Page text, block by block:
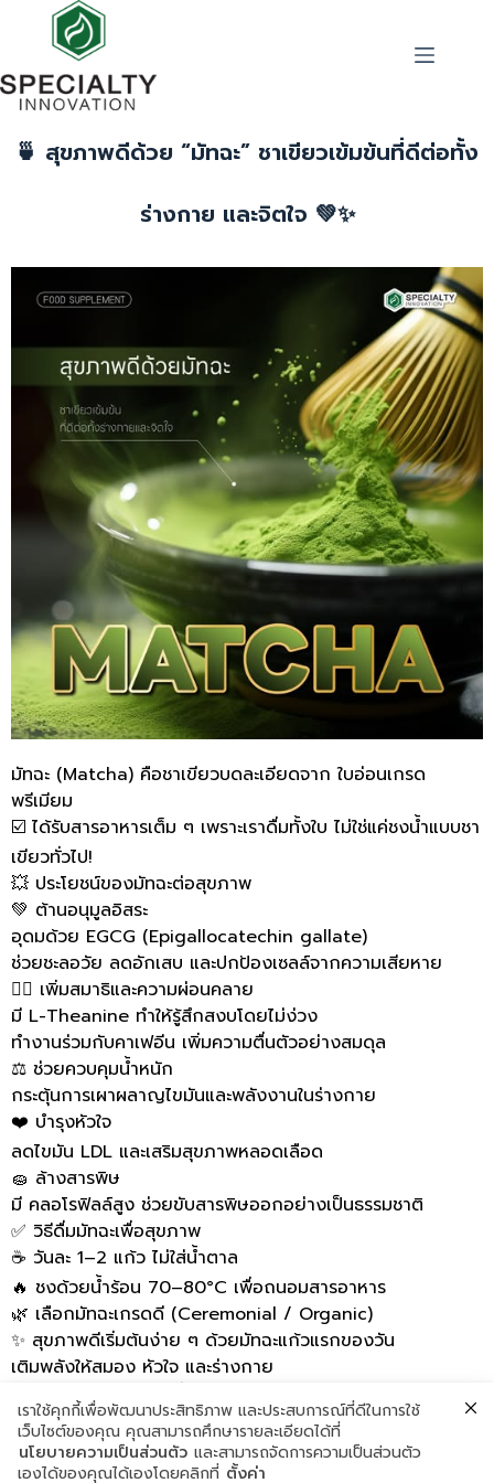
🍵 สุขภาพดีด้วย “มัทฉะ” ชาเขียวเข้มข้นที่ดีต่อทั้ง
ร่างกาย และจิตใจ 💚✨
มัทฉะ (Matcha) คือชาเขียวบดละเอียดจาก ใบอ่อนเกรด
พรีเมียม
☑️ ได้รับสารอาหารเต็ม ๆ เพราะเราดื่มทั้งใบ ไม่ใช่แค่ชงน้ำแบบชา
เขียวทั่วไป!
💥 ประโยชน์ของมัทฉะต่อสุขภาพ
💚 ต้านอนุมูลอิสระ
อุดมด้วย EGCG (Epigallocatechin gallate)
ช่วยชะลอวัย ลดอักเสบ และปกป้องเซลล์จากความเสียหาย
🧘‍♂️ เพิ่มสมาธิและความผ่อนคลาย
มี L-Theanine ทำให้รู้สึกสงบโดยไม่ง่วง
ทำงานร่วมกับคาเฟอีน เพิ่มความตื่นตัวอย่างสมดุล
⚖️ ช่วยควบคุมน้ำหนัก
กระตุ้นการเผาผลาญไขมันและพลังงานในร่างกาย
❤️ บำรุงหัวใจ
ลดไขมัน LDL และเสริมสุขภาพหลอดเลือด
🧽 ล้างสารพิษ
มี คลอโรฟิลล์สูง ช่วยขับสารพิษออกอย่างเป็นธรรมชาติ
✅ วิธีดื่มมัทฉะเพื่อสุขภาพ
☕ วันละ 1–2 แก้ว ไม่ใส่น้ำตาล
🔥 ชงด้วยน้ำร้อน 70–80°C เพื่อถนอมสารอาหาร
🌿 เลือกมัทฉะเกรดดี (Ceremonial / Organic)
✨ สุขภาพดีเริ่มต้นง่าย ๆ ด้วยมัทฉะแก้วแรกของวัน
เติมพลังให้สมอง หัวใจ และร่างกาย
ด้วยชาเขียวธรรมชาติที่อัดแน่นด้วยคุณค่า 🍃💪
♻️ โรงงานมาตรฐานสากล
💚สนใจสินค้าปรึกษาฟรีได้ที่
📱 Line: @specialtyinno
เราใช้คุกกี้เพื่อพัฒนาประสิทธิภาพ และประสบการณ์ที่ดีในการใช้
เว็บไซต์ของคุณ คุณสามารถศึกษารายละเอียดได้ที่
นโยบายความเป็นส่วนตัว และสามารถจัดการความเป็นส่วนตัว
เองได้ของคุณได้เองโดยคลิกที่ ตั้งค่า